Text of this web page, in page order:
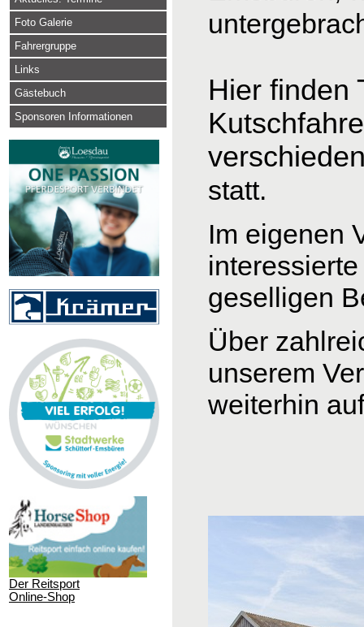
Foto Galerie
Fahrergruppe
Links
Gästebuch
Sponsoren Informationen
Der Reitsport
Online-Shop
Hier finden
Im eigenen
geselligen
Über
unserem
weiterhin